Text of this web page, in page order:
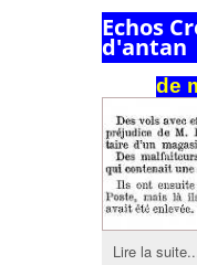
Echos
d'antan
de
Lire la